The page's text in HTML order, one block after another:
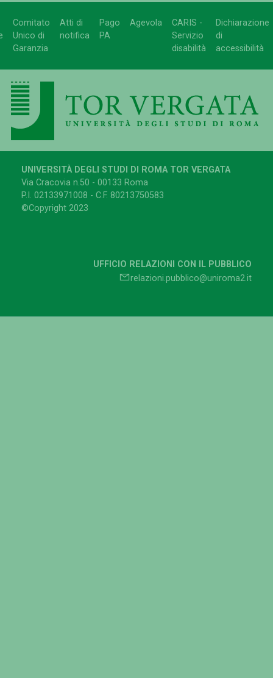
Comitato
Unico di
Garanzia
Atti di
notifica
Pago
PA
Agevola
CARIS -
Servizio
disabilità
Dichiarazione
di
accessibilità
UNIVERSITÀ DEGLI STUDI DI ROMA TOR VERGATA
Via Cracovia n.50 - 00133 Roma
P.I. 02133971008 - C.F. 80213750583
©Copyright 2023
UFFICIO RELAZIONI CON IL PUBBLICO
relazioni.pubblico@uniroma2.it